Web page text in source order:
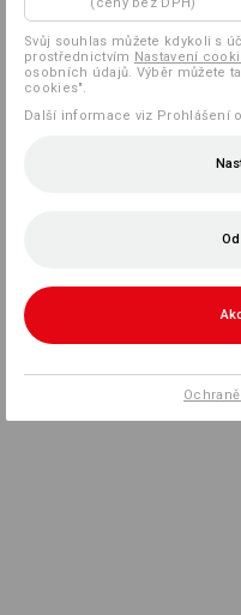
Svůj souhlas můžete kdykoli s
prostřednictvím Nastavení
osobních údajů. Výběr můžete
cookies".
Další informace viz Prohlášení o